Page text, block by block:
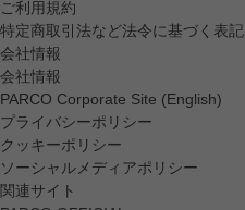
ご利用規約
特定商取引法など法令に基づく表記
会社情報
会社情報
PARCO Corporate Site (English)
プライバシーポリシー
クッキーポリシー
ソーシャルメディアポリシー
関連サイト